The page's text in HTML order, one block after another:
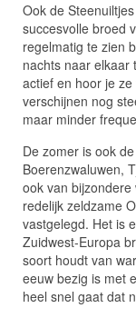
Ook de
succesvolle broed
regelmatig te zien
nachts naar elkaar
actief en hoor je
verschijnen nog
maar minder
De zomer is ook
Boerenzwaluwen,
ook van
redelijk zeldzame
vastgelegd. Het is
Zuidwest-Europa
soort houdt van
eeuw bezig is met
heel snel gaat dat